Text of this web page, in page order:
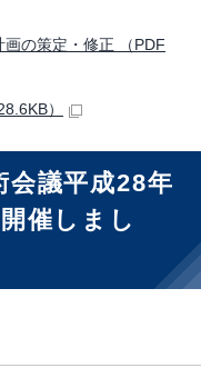
の策定・修正 （PDF
）
会議平成28年
催しまし